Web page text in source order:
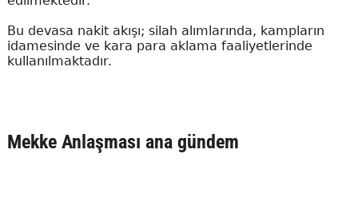
Bu devasa nakit akışı; silah alımlarında, kampların
idamesinde ve kara para aklama faaliyetlerinde
kullanılmaktadır.
Mekke Anlaşması ana gündem